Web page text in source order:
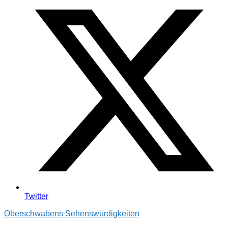
Twitter
Oberschwabens Sehenswürdigkeiten